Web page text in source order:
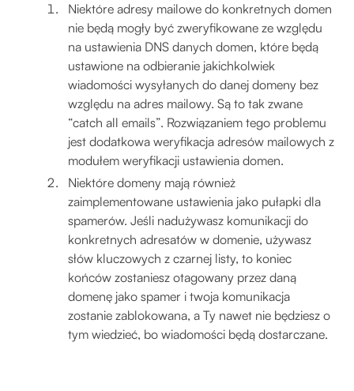
Niektóre adresy mailowe do konkretnych domen
nie będą mogły być zweryfikowane ze względu
na ustawienia DNS danych domen, które będą
ustawione na odbieranie jakichkolwiek
wiadomości wysyłanych do danej domeny bez
względu na adres mailowy. Są to tak zwane
“catch all emails”. Rozwiązaniem tego problemu
jest dodatkowa weryfikacja adresów mailowych z
modułem weryfikacji ustawienia domen.
Niektóre domeny mają również
zaimplementowane ustawienia jako pułapki dla
spamerów. Jeśli nadużywasz komunikacji do
konkretnych adresatów w domenie, używasz
słów kluczowych z czarnej listy, to koniec
końców zostaniesz otagowany przez daną
domenę jako spamer i twoja komunikacja
zostanie zablokowana, a Ty nawet nie będziesz o
tym wiedzieć, bo wiadomości będą dostarczane.